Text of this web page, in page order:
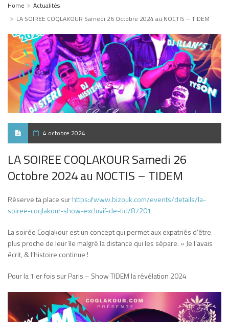
Home
Actualités
LA SOIREE COQLAKOUR Samedi 26 Octobre 2024 au NOCTIS – TIDEM
4 octobre 2024
LA SOIREE COQLAKOUR Samedi 26
Octobre 2024 au NOCTIS – TIDEM
Réserve ta place surhttps://www.bizouk.com/events/details/la-
soiree-coqlakour-show-excluvif-de-tid/87201
La soirée Coqlakour est un concept qui permet aux expatriés d’être
plus proche de leur île malgré la distance qui les sépare. » Je l’avais
écrit, & l’histoire continue !
Pour la 1 er fois sur Paris – Show TIDEM la révélation 2024